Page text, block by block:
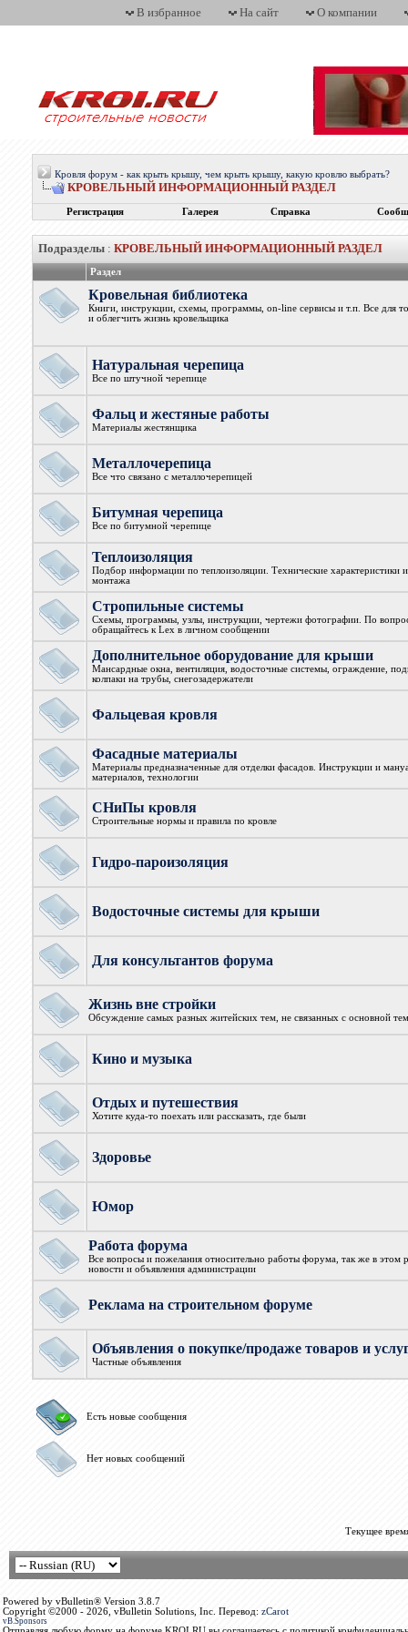
В избранное На сайт О компании
Кровля форум - как крыть крышу, чем крыть крышу, какую кровлю выбрать?
КРОВЕЛЬНЫЙ ИНФОРМАЦИОННЫЙ РАЗДЕЛ
Регистрация Галерея Справка
Подразделы: КРОВЕЛЬНЫЙ ИНФОРМАЦИОННЫЙ РАЗДЕЛ
Раздел
Кровельная библиотека
Книги, инструкции, схемы, программы, on-line сервисы и т.п. Все для
и облегчить жизнь кровельщика
Натуральная черепица
Все по штучной черепице
Фальц и жестяные работы
Материалы жестянщика
Металлочерепица
Все что связано с металлочерепицей
Битумная черепица
Все по битумной черепице
Теплоизоляция
Подбор информации по теплоизоляции. Технические характеристики
монтажа
Стропильные системы
Схемы, программы, узлы, инструкции, чертежи фотографии. По
обращайтесь к Lex в личном сообщении
Дополнительное оборудование для крыши
Мансардные окна, вентиляция, водосточные системы, ограждение,
колпаки на трубы, снегозадержатели
Фальцевая кровля
Фасадные материалы
Материалы предназначенные для отделки фасадов. Инструкции и
материалов, технологии
СНиПы кровля
Строительные нормы и правила по кровле
Гидро-пароизоляция
Водосточные системы для крыши
Для консультантов форума
Жизнь вне стройки
Обсуждение самых разных житейских тем, не связанных с основной
Кино и музыка
Отдых и путешествия
Хотите куда-то поехать или рассказать, где были
Здоровье
Юмор
Работа форума
Все вопросы и пожелания относительно работы форума, так же в этом
новости и объявления администрации
Реклама на строительном форуме
Объявления о покупке/продаже товаров и
Частные объявления
Есть новые сообщения
Нет новых сообщений
Текущее
Powered by vBulletin® Version 3.8.7
Copyright ©2000 - 2026, vBulletin Solutions, Inc. Перевод: zCarot
vB.Sponsors